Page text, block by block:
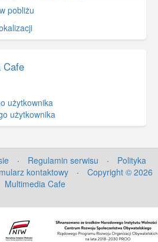
pobliżu
Cafe
użytkownika
użytkownika
· Regulamin serwisu ·
Polityka
kontaktowy ·
Copyright © 2026
Multimedia Cafe